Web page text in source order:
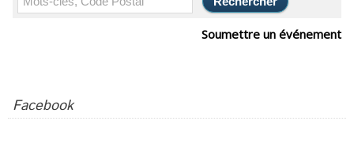
Soumettre un événement
Facebook